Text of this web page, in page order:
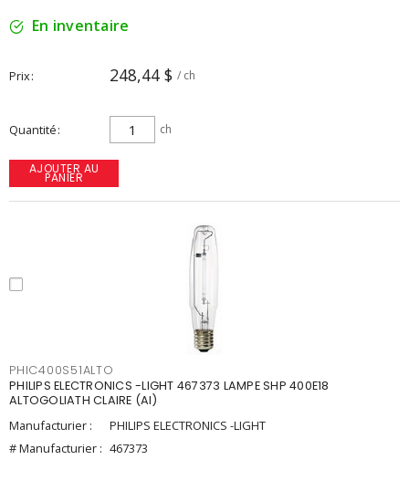
En inventaire
Prix 248,44 $ / ch
Quantité ch
AJOUTER AU
PANIER
PHIC400S51ALTO
PHILIPS ELECTRONICS -LIGHT 467373 LAMPE SHP 400E18
ALTOGOLIATH CLAIRE (AI)
Manufacturier :
PHILIPS ELECTRONICS -LIGHT
# Manufacturier : 467373